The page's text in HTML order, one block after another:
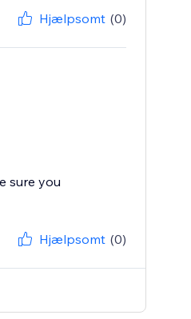
Hjælpsomt (0)
sure you
Hjælpsomt (0)